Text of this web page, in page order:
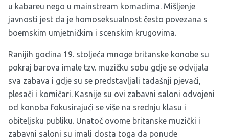
u kabareu nego u mainstream komadima. Mišljenje
javnosti jest da je homoseksualnost često povezana s
boemskim umjetničkim i scenskim krugovima.
Ranijih godina 19. stoljeća mnoge britanske konobe su
pokraj barova imale tzv. muzičku sobu gdje se odvijala
sva zabava i gdje su se predstavljali tadašnji pjevači,
plesači i komičari. Kasnije su ovi zabavni saloni odvojeni
od konoba fokusirajući se više na srednju klasu i
obiteljsku publiku. Unatoč ovome britanske muzički i
zabavni saloni su imali dosta toga da ponude